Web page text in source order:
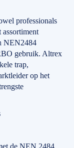
professionals
assortiment
NEN2484
gebruik. Altrex
trap,
op het
de NEN 2484